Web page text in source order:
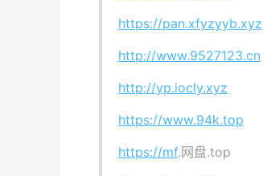
https://pan.xfyzyyb.xyz
http://www.9527123.cn
http://yp.iocly.xyz
https://www.94k.top
https://mf.网盘.top